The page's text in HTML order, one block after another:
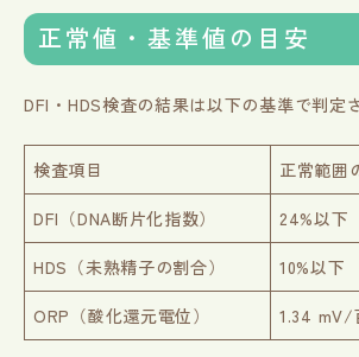
正常値・基準値の目安
DFI・HDS検査の結果は以下の基準で判定
検査項目 正常範囲
DFI（DNA断片化指数） 24%以下
HDS（未熟精子の割合） 10%以下
ORP（酸化還元電位） 1.34 mV/